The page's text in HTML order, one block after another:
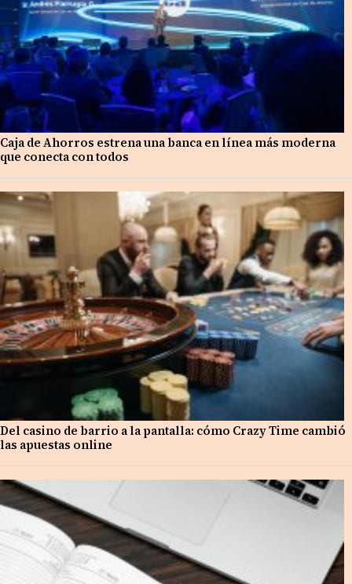
Caja de Ahorros estrena una banca en línea más moderna
que conecta con todos
Del casino de barrio a la pantalla: cómo Crazy Time cambió
las apuestas online